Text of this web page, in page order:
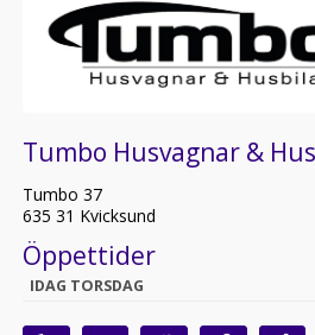
Tumbo Husvagnar &
Tumbo 37
635 31 Kvicksund
Öppettider
IDAG TORSDAG